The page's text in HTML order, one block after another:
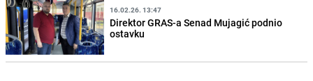
16.02.26. 13:47
Direktor GRAS-a Senad Mujagić podnio
ostavku